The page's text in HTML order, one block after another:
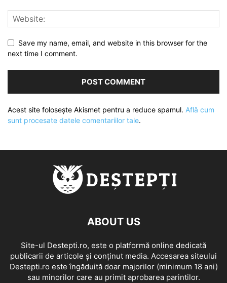
Save my name, email, and website in this browser for the
next time I comment.
Acest site folosește Akismet pentru a reduce spamul. Află cum
sunt procesate datele comentariilor tale.
ABOUT US
Site-ul Destepti.ro, este o platformă online dedicată
publicarii de articole și conținut media. Accesarea siteului
Destepti.ro este îngăduită doar majorilor (minimum 18 ani)
sau minorilor care au primit aprobarea parintilor.